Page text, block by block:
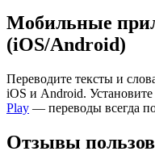
Мобильные
(iOS/Android)
Переводите тексты и
iOS и Android.
Play — переводы всегда
Отзывы